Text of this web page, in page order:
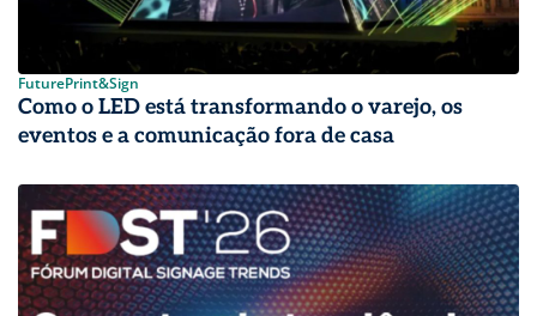
FuturePrint&Sign
Como o LED está transformando o varejo, os
eventos e a comunicação fora de casa